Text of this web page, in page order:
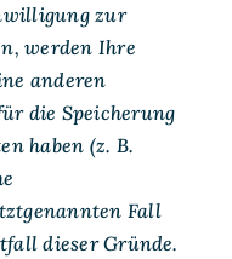
zur
werden Ihre
anderen
die Speicherung
haben (z. B.
Fall
dieser Gründe.